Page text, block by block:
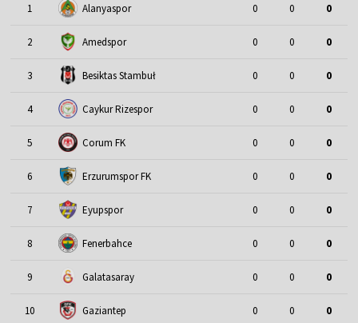
1 Alanyaspor 0 0 0
2 Amedspor 0 0 0
3 Besiktas Stambuł 0 0 0
4 Caykur Rizespor 0 0 0
5 Corum FK 0 0 0
6 Erzurumspor FK 0 0 0
7 Eyupspor 0 0 0
8 Fenerbahce 0 0 0
9 Galatasaray 0 0 0
10 Gaziantep 0 0 0